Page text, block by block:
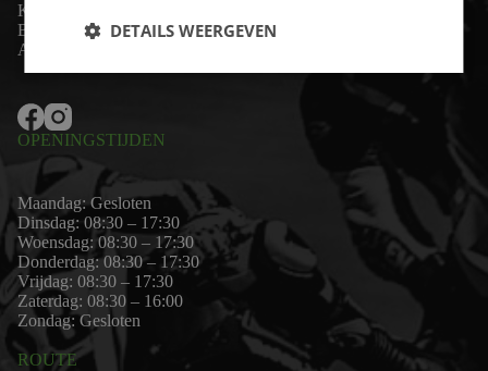
K.v.K: 80530338
B.T.W-nummer: NL861703947B01
Algemene voorwaarden
OPENINGSTIJDEN
Maandag: Gesloten
Dinsdag: 08:30 – 17:30
Woensdag: 08:30 – 17:30
Donderdag: 08:30 – 17:30
Vrijdag: 08:30 – 17:30
Zaterdag: 08:30 – 16:00
Zondag: Gesloten
ROUTE
DETAILS WEERGEVEN